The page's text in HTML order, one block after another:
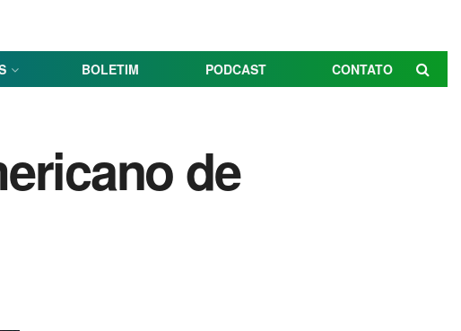
BOLETIM PODCAST CONTATO
de